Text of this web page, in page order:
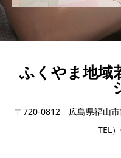
ふくやま地域
〒720-0812 広島県福山
TEL